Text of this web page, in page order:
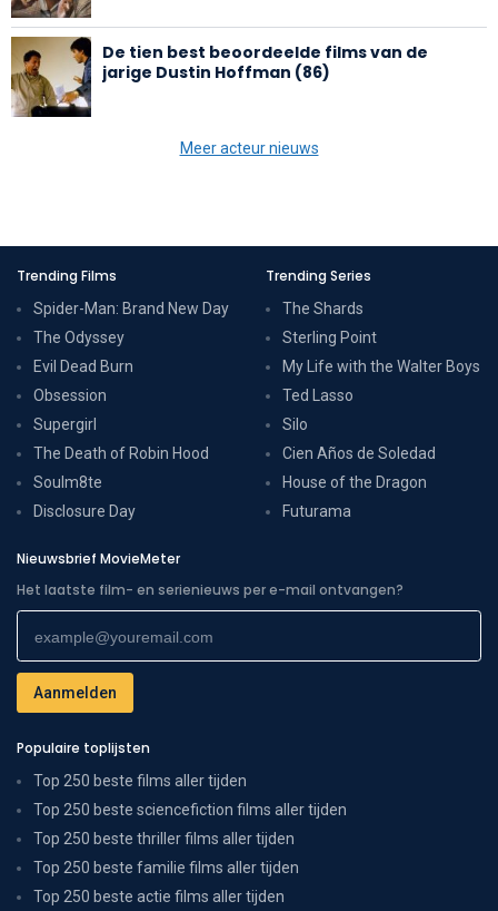
De tien best beoordeelde films van de
jarige Dustin Hoffman (86)
Meer acteur nieuws
Trending Films
Spider-Man: Brand New Day
The Odyssey
Evil Dead Burn
Obsession
Supergirl
The Death of Robin Hood
Soulm8te
Disclosure Day
Trending Series
The Shards
Sterling Point
My Life with the Walter Boys
Ted Lasso
Silo
Cien Años de Soledad
House of the Dragon
Futurama
Nieuwsbrief MovieMeter
Het laatste film- en serienieuws per e-mail ontvangen?
Populaire toplijsten
Top 250 beste films aller tijden
Top 250 beste sciencefiction films aller tijden
Top 250 beste thriller films aller tijden
Top 250 beste familie films aller tijden
Top 250 beste actie films aller tijden